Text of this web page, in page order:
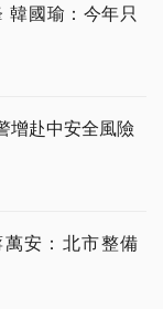
韓國瑜：今年只
增赴中安全風險
安：北市整備